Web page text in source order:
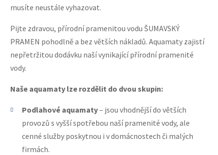
musíte neustále vyhazovat.
Pijte zdravou, přírodní pramenitou vodu ŠUMAVSKÝ
PRAMEN pohodlně a bez větších nákladů. Aquamaty zajistí
nepřetržitou dodávku naší vynikající přírodní pramenité
vody.
Naše aquamaty lze rozdělit do dvou skupin:
Podlahové aquamaty– jsou vhodnější do větších
provozů s vyšší spotřebou naší pramenité vody, ale
cenné služby poskytnou i v domácnostech či malých
firmách.